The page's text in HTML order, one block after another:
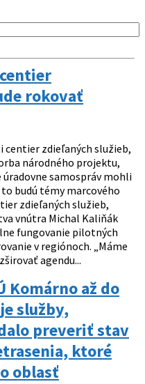
rokovať
centier zdieľaných služieb,
národného projektu,
samospráv mohli
budú témy marcového
zdieľaných služieb,
vnútra Michal Kaliňák
fungovanie pilotných
v regiónoch. „Máme
agendu...
Komárno až do
služby,
preveriť stav
ktoré
oblasť